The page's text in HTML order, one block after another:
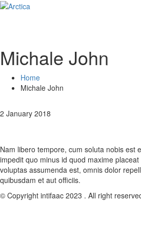
Michale John
Home
Michale John
2 January 2018
Nam libero tempore, cum soluta nobis est
impedit quo minus id quod maxime
voluptas assumenda est, omnis dolor
quibusdam et aut officiis.
© Copyright intifaac 2023 . All right